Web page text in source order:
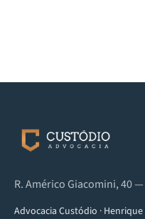
R. Américo Giacomini, 40
Advocacia Custódio ·